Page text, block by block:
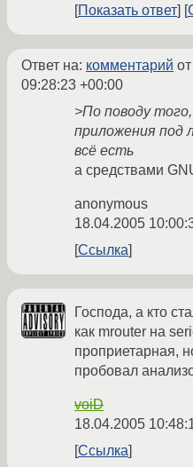
Показать ответ
Ответ на: комментарий
09:28:23 +00:00
>По поводу
приложения под
всё еcть
а средствами
anonymous
18.04.2005
Ссылка
Господа, а кто
как mrouter на
проприетарная,
пробовал
voiD
18.04.2005
Ссылка